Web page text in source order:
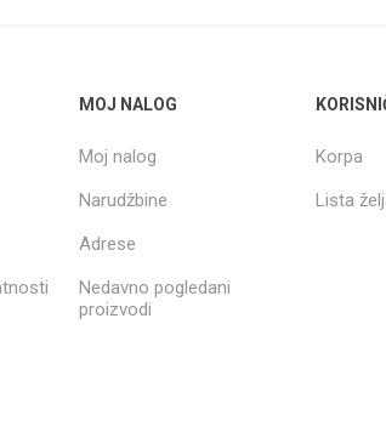
MOJ NALOG
Moj nalog
Narudžbine
Adrese
Nedavno pogledani
proizvodi
Korpa
Lista